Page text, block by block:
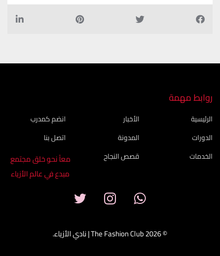
روابط مهمة
الرئيسية
الدورات
الخدمات
الأخبار
المدونة
قصص النجاح
انضم كمدرب
اتصل بنا
معاً نحو خلق مجتمع
مبدع في عالم الأزياء
© 2026 The Fashion Club | نادي الأزياء.